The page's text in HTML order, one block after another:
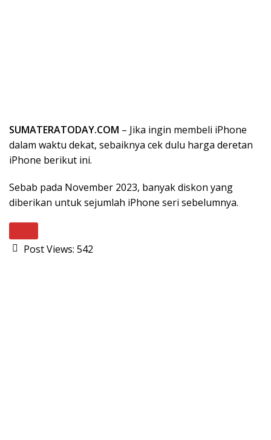
SUMATERATODAY.COM – Jika ingin membeli iPhone
dalam waktu dekat, sebaiknya cek dulu harga deretan
iPhone berikut ini.
Sebab pada November 2023, banyak diskon yang
diberikan untuk sejumlah iPhone seri sebelumnya.
Post Views: 542